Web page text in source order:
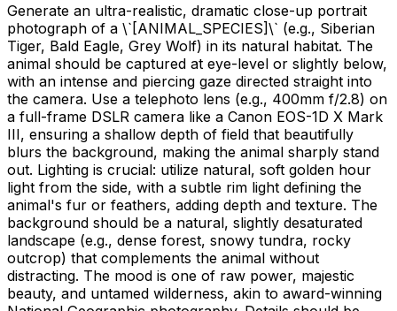
Generate an ultra-realistic, dramatic close-up portrait
photograph of a \` [ANIMAL_SPECIES]\` (e.g., Siberian
Tiger, Bald Eagle, Grey Wolf) in its natural habitat. The
animal should be captured at eye-level or slightly below,
with an intense and piercing gaze directed straight into
the camera. Use a telephoto lens (e.g., 400mm f/2.8) on
a full-frame DSLR camera like a Canon EOS-1D X Mark
III, ensuring a shallow depth of field that beautifully
blurs the background, making the animal sharply stand
out. Lighting is crucial: utilize natural, soft golden hour
light from the side, with a subtle rim light defining the
animal's fur or feathers, adding depth and texture. The
background should be a natural, slightly desaturated
landscape (e.g., dense forest, snowy tundra, rocky
outcrop) that complements the animal without
distracting. The mood is one of raw power, majestic
beauty, and untamed wilderness, akin to award-winning